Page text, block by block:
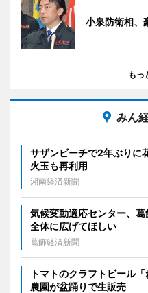
小泉防衛相、
もっ
みん
サザンビーチで2年ぶり
火玉も再利用
湘南経済新聞
気候変動適応センター、
全体に広げてほしい
葛飾経済新聞
トマトのクラフトビール
農園が盆踊りで生販売